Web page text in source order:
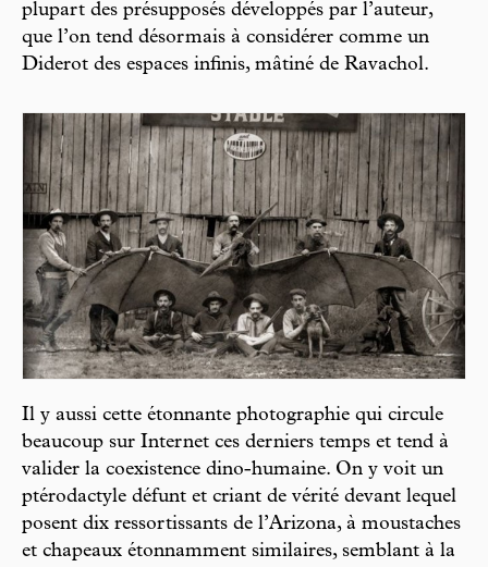
plupart des présupposés développés par l’auteur,
que l’on tend désormais à considérer comme un
Diderot des espaces infinis, mâtiné de Ravachol.
Il y aussi cette étonnante photographie qui circule
beaucoup sur Internet ces derniers temps et tend à
valider la coexistence dino-humaine. On y voit un
ptérodactyle défunt et criant de vérité devant lequel
posent dix ressortissants de l’Arizona, à moustaches
et chapeaux étonnamment similaires, semblant à la